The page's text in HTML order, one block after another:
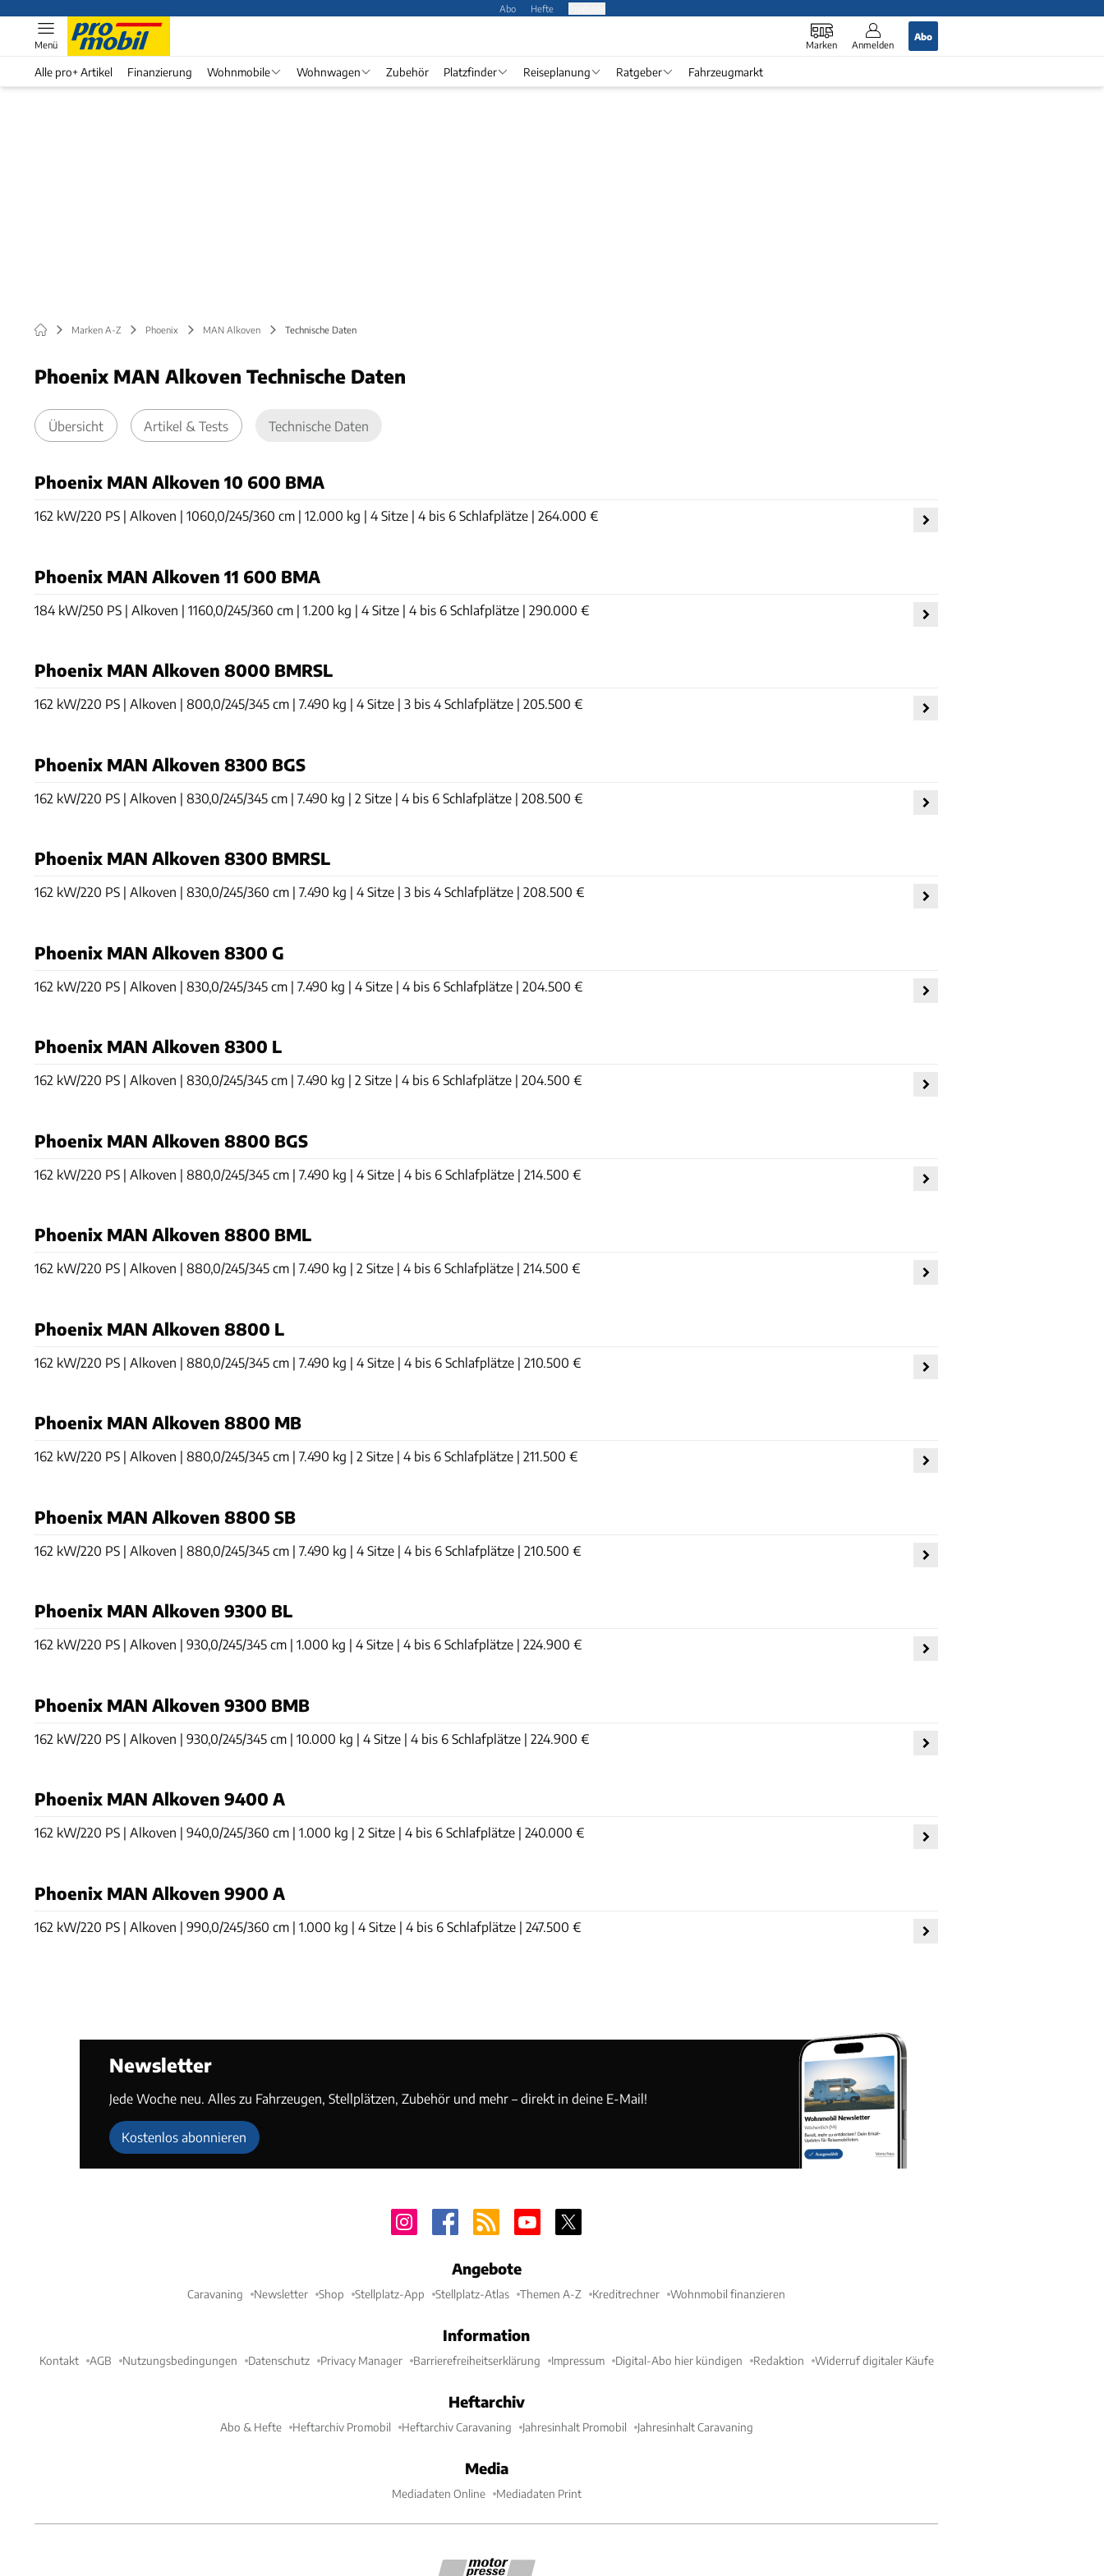
Abo Hefte
Marken Anmelden
Abo
Menü
Alle pro+ Artikel Finanzierung Wohnmobile Wohnwagen Zubehör Platzfinder Reiseplanung Ratgeber Fahrzeugmarkt
Marken A-Z Phoenix MAN Alkoven Technische Daten
Phoenix MAN Alkoven Technische Daten
Übersicht Artikel & Tests Technische Daten
Phoenix MAN Alkoven 10 600 BMA
162 kW/220 PS | Alkoven | 1060,0/245/360 cm | 12.000 kg | 4 Sitze | 4 bis 6 Schlafplätze | 264.000 €
Phoenix MAN Alkoven 11 600 BMA
184 kW/250 PS | Alkoven | 1160,0/245/360 cm | 1.200 kg | 4 Sitze | 4 bis 6 Schlafplätze | 290.000 €
Phoenix MAN Alkoven 8000 BMRSL
162 kW/220 PS | Alkoven | 800,0/245/345 cm | 7.490 kg | 4 Sitze | 3 bis 4 Schlafplätze | 205.500 €
Phoenix MAN Alkoven 8300 BGS
162 kW/220 PS | Alkoven | 830,0/245/345 cm | 7.490 kg | 2 Sitze | 4 bis 6 Schlafplätze | 208.500 €
Phoenix MAN Alkoven 8300 BMRSL
162 kW/220 PS | Alkoven | 830,0/245/360 cm | 7.490 kg | 4 Sitze | 3 bis 4 Schlafplätze | 208.500 €
Phoenix MAN Alkoven 8300 G
162 kW/220 PS | Alkoven | 830,0/245/345 cm | 7.490 kg | 4 Sitze | 4 bis 6 Schlafplätze | 204.500 €
Phoenix MAN Alkoven 8300 L
162 kW/220 PS | Alkoven | 830,0/245/345 cm | 7.490 kg | 2 Sitze | 4 bis 6 Schlafplätze | 204.500 €
Phoenix MAN Alkoven 8800 BGS
162 kW/220 PS | Alkoven | 880,0/245/345 cm | 7.490 kg | 4 Sitze | 4 bis 6 Schlafplätze | 214.500 €
Phoenix MAN Alkoven 8800 BML
162 kW/220 PS | Alkoven | 880,0/245/345 cm | 7.490 kg | 2 Sitze | 4 bis 6 Schlafplätze | 214.500 €
Phoenix MAN Alkoven 8800 L
162 kW/220 PS | Alkoven | 880,0/245/345 cm | 7.490 kg | 4 Sitze | 4 bis 6 Schlafplätze | 210.500 €
Phoenix MAN Alkoven 8800 MB
162 kW/220 PS | Alkoven | 880,0/245/345 cm | 7.490 kg | 2 Sitze | 4 bis 6 Schlafplätze | 211.500 €
Phoenix MAN Alkoven 8800 SB
162 kW/220 PS | Alkoven | 880,0/245/345 cm | 7.490 kg | 4 Sitze | 4 bis 6 Schlafplätze | 210.500 €
Phoenix MAN Alkoven 9300 BL
162 kW/220 PS | Alkoven | 930,0/245/345 cm | 1.000 kg | 4 Sitze | 4 bis 6 Schlafplätze | 224.900 €
Phoenix MAN Alkoven 9300 BMB
162 kW/220 PS | Alkoven | 930,0/245/345 cm | 10.000 kg | 4 Sitze | 4 bis 6 Schlafplätze | 224.900 €
Phoenix MAN Alkoven 9400 A
162 kW/220 PS | Alkoven | 940,0/245/360 cm | 1.000 kg | 2 Sitze | 4 bis 6 Schlafplätze | 240.000 €
Phoenix MAN Alkoven 9900 A
162 kW/220 PS | Alkoven | 990,0/245/360 cm | 1.000 kg | 4 Sitze | 4 bis 6 Schlafplätze | 247.500 €
Newsletter
Jede Woche neu. Alles zu Fahrzeugen, Stellplätzen, Zubehör und mehr – direkt in deine E-Mail!
Kostenlos abonnieren
Angebote
Caravaning Newsletter Shop Stellplatz-App Stellplatz-Atlas Themen A-Z Kreditrechner Wohnmobil finanzieren
Information
Kontakt AGB Nutzungsbedingungen Datenschutz Privacy Manager Barrierefreiheitserklärung Impressum Digital-Abo hier kündigen Redaktion Widerruf digitaler Käufe
Heftarchiv
Abo & Hefte Heftarchiv Promobil Heftarchiv Caravaning Jahresinhalt Promobil Jahresinhalt Caravaning
Media
Mediadaten Online Mediadaten Print